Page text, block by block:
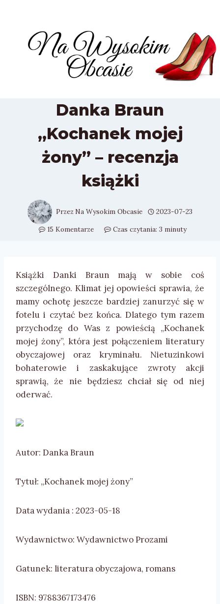
Danka Braun
„Kochanek mojej
żony” – recenzja
książki
Przez Na Wysokim Obcasie
2023-07-23
15 Komentarze
Czas czytania: 3 minuty
Książki Danki Braun mają w sobie coś
szczególnego. Klimat jej opowieści sprawia, że
mamy ochotę jeszcze bardziej zanurzyć się w
fotelu i czytać bez końca. Dlatego tym razem
przychodzę do Was z powieścią „Kochanek
mojej żony”, która jest połączeniem literatury
obyczajowej oraz kryminału. Nietuzinkowi
bohaterowie i zaskakujące zwroty akcji
sprawią, że nie będziesz chciał się od niej
oderwać.
Autor: Danka Braun
Tytuł: „Kochanek mojej żony”
Data wydania : 2023-05-18
Wydawnictwo: Wydawnictwo Prozami
Gatunek: literatura obyczajowa, romans
ISBN: 9788367173476